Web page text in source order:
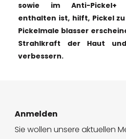
sowie im Anti-Pickel+
enthalten ist, hilft, Pickel
Pickelmale blasser
Strahlkraft der Haut
verbessern.
Anmelden
Sie wollen unsere aktuellen